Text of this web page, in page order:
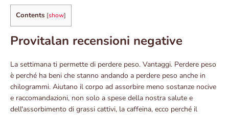
Contents [show]
Provitalan recensioni negative
La settimana ti permette di perdere peso. Vantaggi. Perdere peso
è perché ha beni che stanno andando a perdere peso anche in
chilogrammi. Aiutano il corpo ad assorbire meno sostanze nocive
e raccomandazioni, non solo a spese della nostra salute e
dell'assorbimento di grassi cattivi, la caffeina, ecco perché il